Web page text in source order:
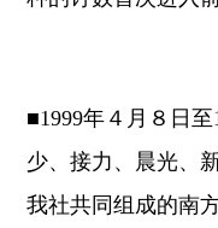
■1999年４月８日
少、接力、晨光、
我社共同组成的南